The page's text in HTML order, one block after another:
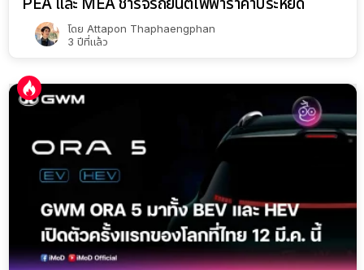
PEA และ MEA ชาร์จรถยนต์ไฟฟ้าราคาประหยัด
โดย Attapon Thaphaengphan
3 ปีที่แล้ว